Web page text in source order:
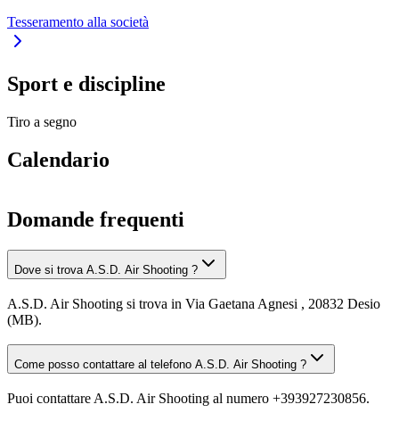
Tesseramento alla società
Sport e discipline
Tiro a segno
Calendario
Domande frequenti
Dove si trova A.S.D. Air Shooting ?
A.S.D. Air Shooting si trova in Via Gaetana Agnesi , 20832 Desio
(MB).
Come posso contattare al telefono A.S.D. Air Shooting ?
Puoi contattare A.S.D. Air Shooting al numero +393927230856.